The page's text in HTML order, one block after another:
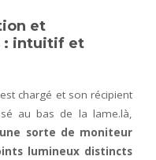
et
: intuitif et
chargé et son récipient
au bas de la lame.là,
sorte de moniteur
lumineux distincts